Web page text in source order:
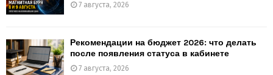
7 августа, 2026
Рекомендации на бюджет 2026: что делать
после появления статуса в кабинете
7 августа, 2026